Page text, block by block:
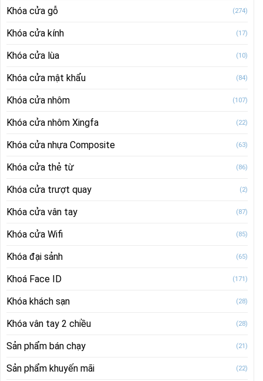
Khóa cửa gỗ (274)
Khóa cửa kính (17)
Khóa cửa lùa (10)
Khóa cửa mật khẩu (84)
Khóa cửa nhôm (107)
Khóa cửa nhôm Xingfa (22)
Khóa cửa nhựa Composite (63)
Khóa cửa thẻ từ (86)
Khóa cửa trượt quay (2)
Khóa cửa vân tay (87)
Khóa cửa Wifi (85)
Khóa đại sảnh (65)
Khoá Face ID (171)
Khóa khách sạn (28)
Khóa vân tay 2 chiều (28)
Sản phẩm bán chạy (21)
Sản phẩm khuyến mãi (22)